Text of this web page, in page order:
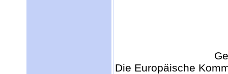
Die Europäische